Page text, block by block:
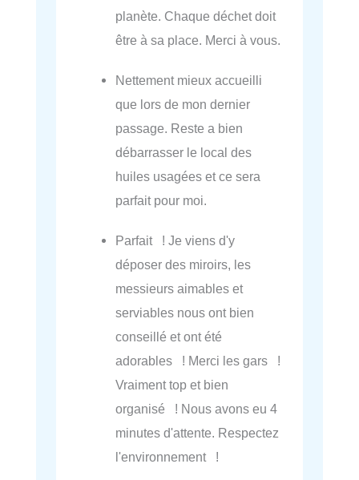
planète. Chaque déchet doit
être à sa place. Merci à vous.
Nettement mieux accueilli
que lors de mon dernier
passage. Reste a bien
débarrasser le local des
huiles usagées et ce sera
parfait pour moi.
Parfait ! Je viens d'y
déposer des miroirs, les
messieurs aimables et
serviables nous ont bien
conseillé et ont été
adorables ! Merci les gars !
Vraiment top et bien
organisé ! Nous avons eu 4
minutes d'attente. Respectez
l'environnement !